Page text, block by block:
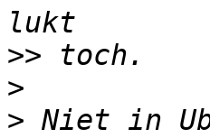
>>
>
> Niet in